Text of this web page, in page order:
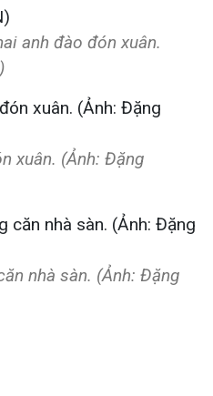
anh đào đón xuân.
xuân. (Ảnh: Đặng
nhà sàn. (Ảnh: Đặng